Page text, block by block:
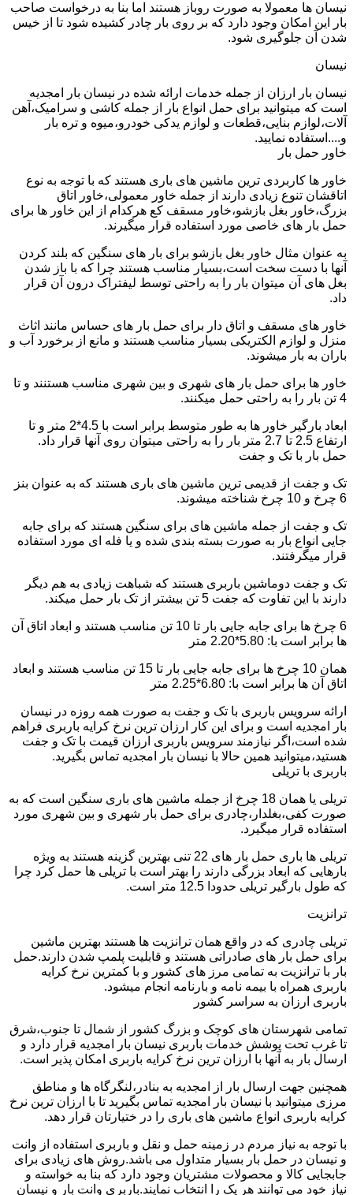
نیسان ها معمولا به صورت روباز هستند اما بنا به درخواست صاحب
بار این امکان وجود دارد که بر روی بار چادر کشیده شود تا از خیس
شدن آن جلوگیری شود.
نیسان
نیسان بار ارزان از جمله خدمات ارائه شده در نیسان بار امجدیه
است که میتوانید برای حمل انواع بار از جمله کاشی و سرامیک،آهن
آلات،لوازم بنایی،قطعات و لوازم یدکی خودرو،میوه و تره بار
و....استفاده نمایید.
خاور حمل بار
خاور ها کاربردی ترین ماشین های باری هستند که با توجه به نوع
اتاقشان تنوع زیادی دارند از جمله خاور معمولی،خاور اتاق
بزرگ،خاور بغل بازشو،خاور مسقف کع هرکدام از این خاور ها برای
حمل بار های خاصی مورد استفاده قرار میگیرند.
به عنوان مثال خاور بغل بازشو برای بار های سنگین که بلند کردن
آنها با دست سخت است،بسیار مناسب هستند چرا که با باز شدن
بغل های آن میتوان بار را به راحتی توسط لیفتراک درون آن قرار
داد.
خاور های مسقف و اتاق دار برای حمل بار های حساس مانند اثاث
منزل و لوازم الکتریکی بسیار مناسب هستند و مانع از برخورد آب و
باران به بار میشوند.
خاور ها برای حمل بار های شهری و بین شهری مناسب هستنند و تا
4 تن بار را به راحتی حمل میکنند.
ابعاد بارگیر خاور ها به طور متوسط برابر است با 4.5*2 متر و تا
ارتفاع 2.5 تا 2.7 متر بار را به راحتی میتوان روی آنها قرار داد.
حمل بار با تک و جفت
تک و جفت از قدیمی ترین ماشین های باری هستند که به عنوان بنز
6 چرخ و 10 چرخ شناخته میشوند.
تک و جفت از جمله ماشین های برای سنگین هستند که برای جابه
جایی انواع بار به صورت بسته بندی شده و یا فله ای مورد استفاده
قرار میگرفتند.
تک و جفت دوماشین باربری هستند که شباهت زیادی به هم دیگر
دارند با این تفاوت که جفت 5 تن بیشتر از تک بار حمل میکند.
6 چرخ ها برای جابه جایی بار تا 10 تن مناسب هستند و ابعاد اتاق آن
ها برابر است با: 5.80*2.20 متر
همان 10 چرخ ها برای جابه جایی بار تا 15 تن مناسب هستند و ابعاد
اتاق آن ها برابر است با: 6.80*2.25 متر
ارائه سرویس باربری با تک و جفت به صورت همه روزه در نیسان
بار امجدیه است و برای این کار ارزان ترین نرخ کرایه باربری فراهم
شده است،اگر نیازمند سرویس باربری ارزان قیمت با تک و جفت
هستید،میتوانید همین حالا با نیسان بار امجدیه تماس بگیرید.
باربری با تریلی
تریلی یا همان 18 چرخ از جمله ماشین های باری سنگین است که به
صورت کفی،بغلدار،چادری برای حمل بار شهری و بین شهری مورد
استفاده قرار میگیرد.
تریلی ها باری حمل بار های 22 تنی بهترین گزینه هستند به ویژه
بارهایی که ابعاد بزرگی دارند را بهتر است با تریلی ها حمل کرد چرا
که طول بارگیر تریلی حدودا 12.5 متر است.
ترانزیت
تریلی چادری که در واقع همان ترانزیت ها هستند بهترین ماشین
برای حمل بار های صادراتی هستند و قابلیت پلمپ شدن دارند.حمل
بار با ترانزیت به تمامی مرز های کشور و با کمترین نرخ کرایه
باربری همراه با بیمه نامه و بارنامه انجام میشود.
باربری ارزان به سراسر کشور
تمامی شهرستان های کوچک و بزرگ کشور از شمال تا جنوب،شرق
تا غرب تحت پوشش خدمات باربری نیسان بار امجدیه قرار دارد و
ارسال بار به آنها با ارزان ترین نرخ کرایه باربری امکان پذیر است.
همچنین جهت ارسال بار از امجدیه به بنادر،لنگرگاه ها و مناطق
مرزی میتوانید با نیسان بار امجدیه تماس بگیرید تا با ارزان ترین نرخ
کرایه باربری انواع ماشین های باری را در ختیارتان قرار دهد.
با توجه به نیاز مردم در زمینه حمل و نقل و باربری استفاده از وانت
و نیسان در حمل بار بسیار متداول می باشد.روش های زیادی برای
جابجایی کالا و محصولات مشتریان وجود دارد که بنا به خواسته و
نیاز خود می توانند هر یک را انتخاب نمایند.باربری وانت بار و نیسان